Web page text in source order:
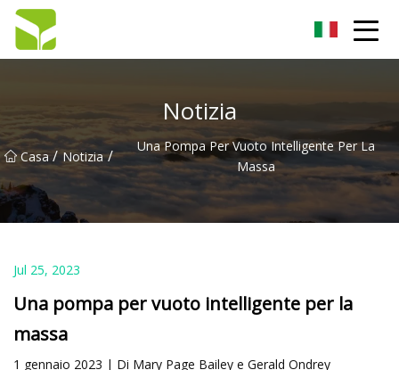
Notizia
Casa / Notizia /
Una Pompa Per Vuoto Intelligente Per La
Massa
Jul 25, 2023
Una pompa per vuoto intelligente per la
massa
1 gennaio 2023 | Di Mary Page Bailey e Gerald Ondrey